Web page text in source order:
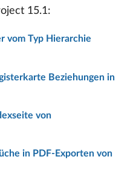
15.1:
vom Typ Hierarchie
Beziehungen in
von
in PDF-Exporten von